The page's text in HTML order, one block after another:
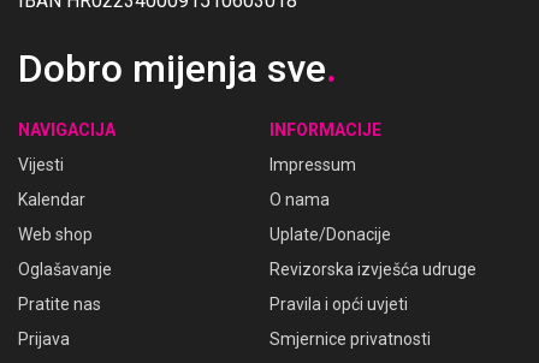
Dobro mijenja sve.
NAVIGACIJA
Vijesti
Kalendar
Web shop
Oglašavanje
Pratite nas
Prijava
INFORMACIJE
Impressum
O nama
Uplate/Donacije
Revizorska izvješća udruge
Pravila i opći uvjeti
Smjernice privatnosti